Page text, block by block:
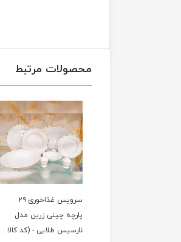
محصولات مرتبط
سرویس غذاخوری ۲۹
پارچه چینی زرین مدل
نارسیس طلایی - (کد کالا :